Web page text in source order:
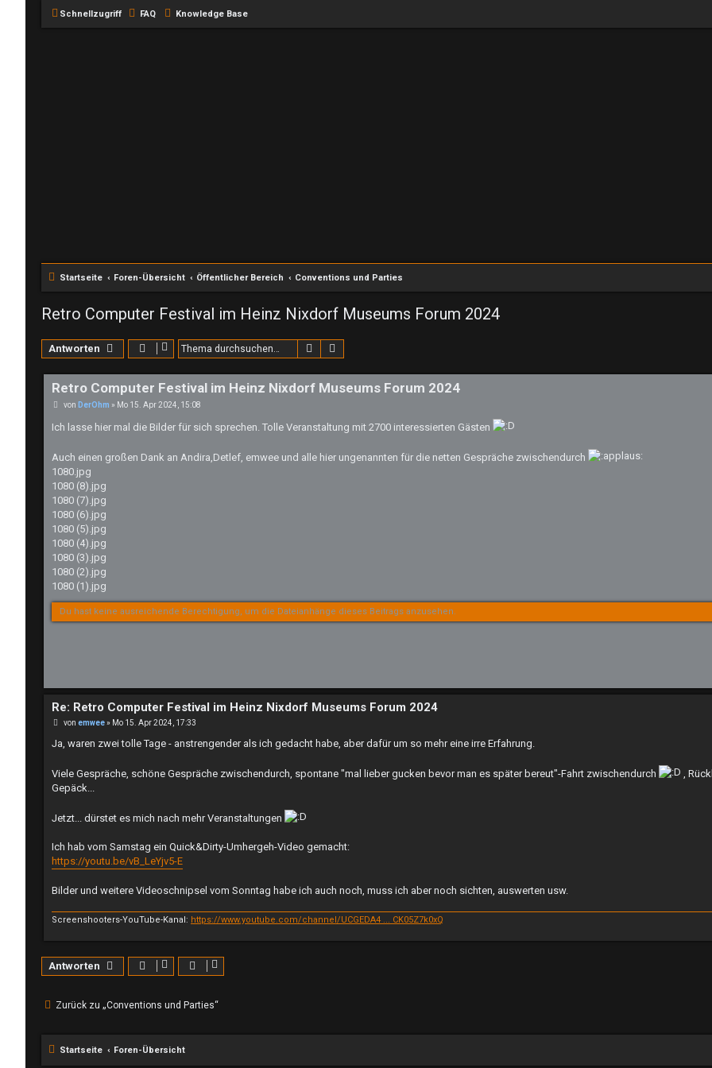
Schnellzugriff FAQ Knowledge Base
Startseite Foren-Übersicht Öffentlicher Bereich Conventions und Parties
Retro Computer Festival im Heinz Nixdorf Museums Forum 2024
Antworten Suche
Retro Computer Festival im Heinz Nixdorf Museums Forum 2024
B
i
t
g
von DerOhm » Mo 15. Apr 2024, 15:08
Ich lasse hier mal die Bilder für sich sprechen. Tolle Veranstaltung mit 2700 interessierten Gästen
Auch einen großen Dank an Andira,Detlef, emwee und alle hier ungenannten für die netten Gespräche zwischendurch
1080.jpg
1080 (8).jpg
1080 (7).jpg
1080 (6).jpg
1080 (5).jpg
1080 (4).jpg
1080 (3).jpg
1080 (2).jpg
1080 (1).jpg
Du hast keine ausreichende Berechtigung, um die Dateianhänge dieses Beitrags anzusehen.
Re: Retro Computer Festival im Heinz Nixdorf Museums Forum 2024
B
i
t
g
von emwee» Mo 15. Apr 2024, 17:33
Ja, waren zwei tolle Tage - anstrengender als ich gedacht habe, aber dafür um so mehr eine irre Erfahrung.
Viele Gespräche, schöne Gespräche zwischendurch, spontane "mal lieber gucken bevor man es später bereut"-Fahrt zwischendurch
,
Gepäck...
Jetzt... dürstet es mich nach mehr Veranstaltungen
Ich hab vom Samstag ein Quick&Dirty-Umhergeh-Video gemacht:
https://youtu.be/vB_LeYjv5-E
Bilder und weitere Videoschnipsel vom Sonntag habe ich auch noch, muss ich aber noch sichten, auswerten usw.
Screenshooters-YouTube-Kanal: https://www.youtube.com/channel/UCGEDA4 ... CK05Z7k0xQ
Antworten
Zurück zu „Conventions und Parties“
Startseite Foren-Übersicht